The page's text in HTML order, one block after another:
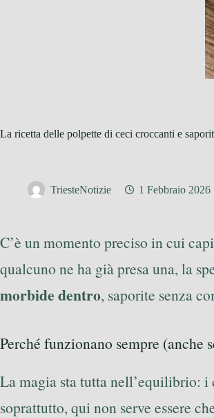
La ricetta delle polpette di ceci croccanti e
TriesteNotizie 1 Febbraio 2026
C’è un momento preciso in cui
qualcuno ne ha già presa una, la
morbide dentro, saporite senza
Perché funzionano sempre (anche
La magia sta tutta nell’equilibrio: i
soprattutto, qui non serve essere